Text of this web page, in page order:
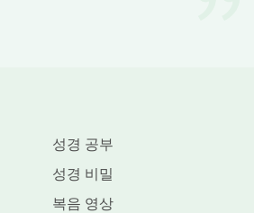
수로 불릴 것이라고 장담할 수 있
름이 율법시대도 끝내고 마지막
이라고 장담할 수 있느냐? 예수
낼 수 있다고 그 누가 말할 수 있
런 진리를 분명하게 인식하지
성경 공부
성경 비밀
복음 영상